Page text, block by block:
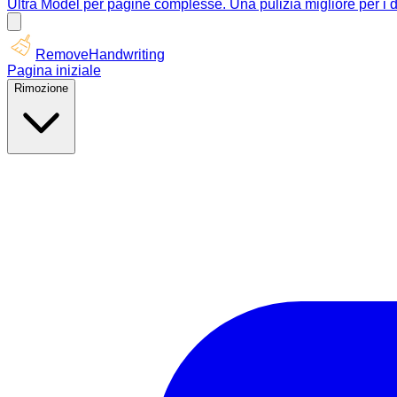
Ultra Model per pagine complesse. Una pulizia migliore per i
RemoveHandwriting
Pagina iniziale
Rimozione